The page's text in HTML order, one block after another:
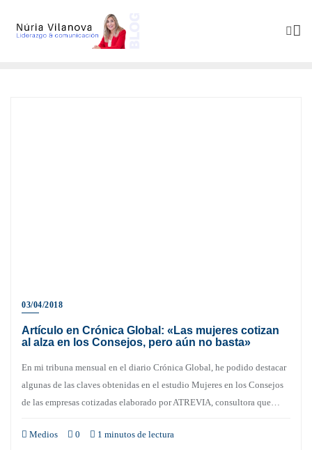
03/04/2018
Artículo en Crónica Global: «Las mujeres cotizan
al alza en los Consejos, pero aún no basta»
En mi tribuna mensual en el diario Crónica Global, he podido destacar
algunas de las claves obtenidas en el estudio Mujeres en los Consejos
de las empresas cotizadas elaborado por ATREVIA, consultora que…
Medios 0 1 minutos de lectura